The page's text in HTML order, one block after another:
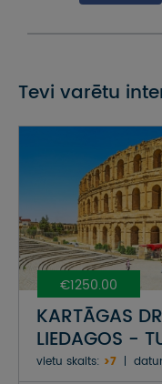
Tevi varētu
€1250.00
KARTĀGAS
LIEDAGOS -
vietu skaits: >7